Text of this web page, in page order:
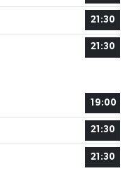
21:30
21:30
19:00
21:30
21:30